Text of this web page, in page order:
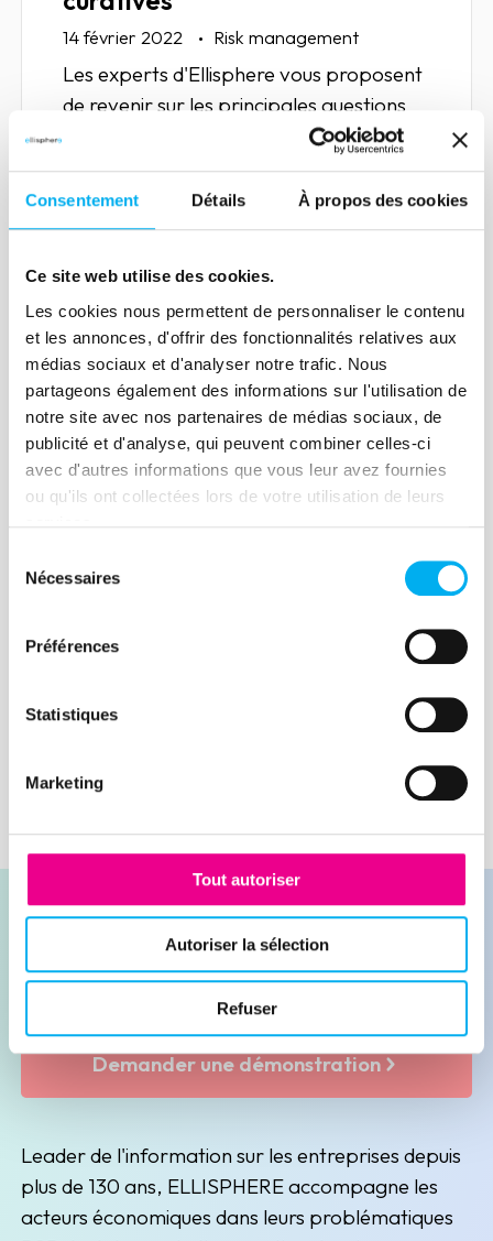
Consentement Détails À propos des cookies
Ce site web utilise des cookies.
Les cookies nous permettent de personnaliser le contenu
et les annonces, d'offrir des fonctionnalités relatives aux
médias sociaux et d'analyser notre trafic. Nous
partageons également des informations sur l'utilisation de
notre site avec nos partenaires de médias sociaux, de
publicité et d'analyse, qui peuvent combiner celles-ci
avec d'autres informations que vous leur avez fournies
ou qu'ils ont collectées lors de votre utilisation de leurs
Nécessaires
Préférences
Statistiques
Marketing
Tout autoriser
Autoriser la sélection
Refuser
14 février 2022 Risk management
Les experts d'Ellisphere vous proposent
de revenir sur les principales questions
qui entourent les procédures curatives.
Lire la suite
Article
QUIZ : Qu'est-ce que le
redressement judiciaire ?
11 octobre 2021 Risk management
Richard Cassonnet et Jean-Luc Boisnon
connaissances grâce à notre quiz.
Contacter nos experts
Demander une démonstration
Leader de l'information sur les entreprises depuis
plus de 130 ans, ELLISPHERE accompagne les
acteurs économiques dans leurs problématiques